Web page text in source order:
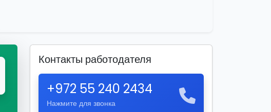
Контакты работодателя
+972 55 240 2434
Нажмите для звонка